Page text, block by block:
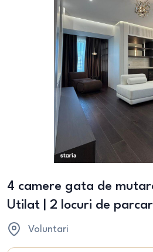
4 camere gata de
Utilat | 2 locuri de
Voluntari